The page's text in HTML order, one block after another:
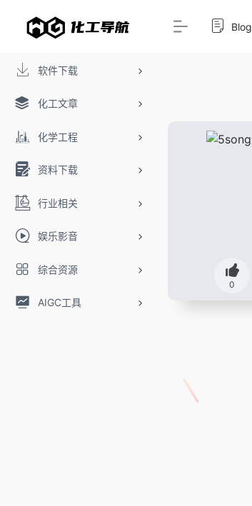
软件下载
化工文章
化学工程
资料下载
行业相关
娱乐影音
综合资源
AIGC工具
Blog
0